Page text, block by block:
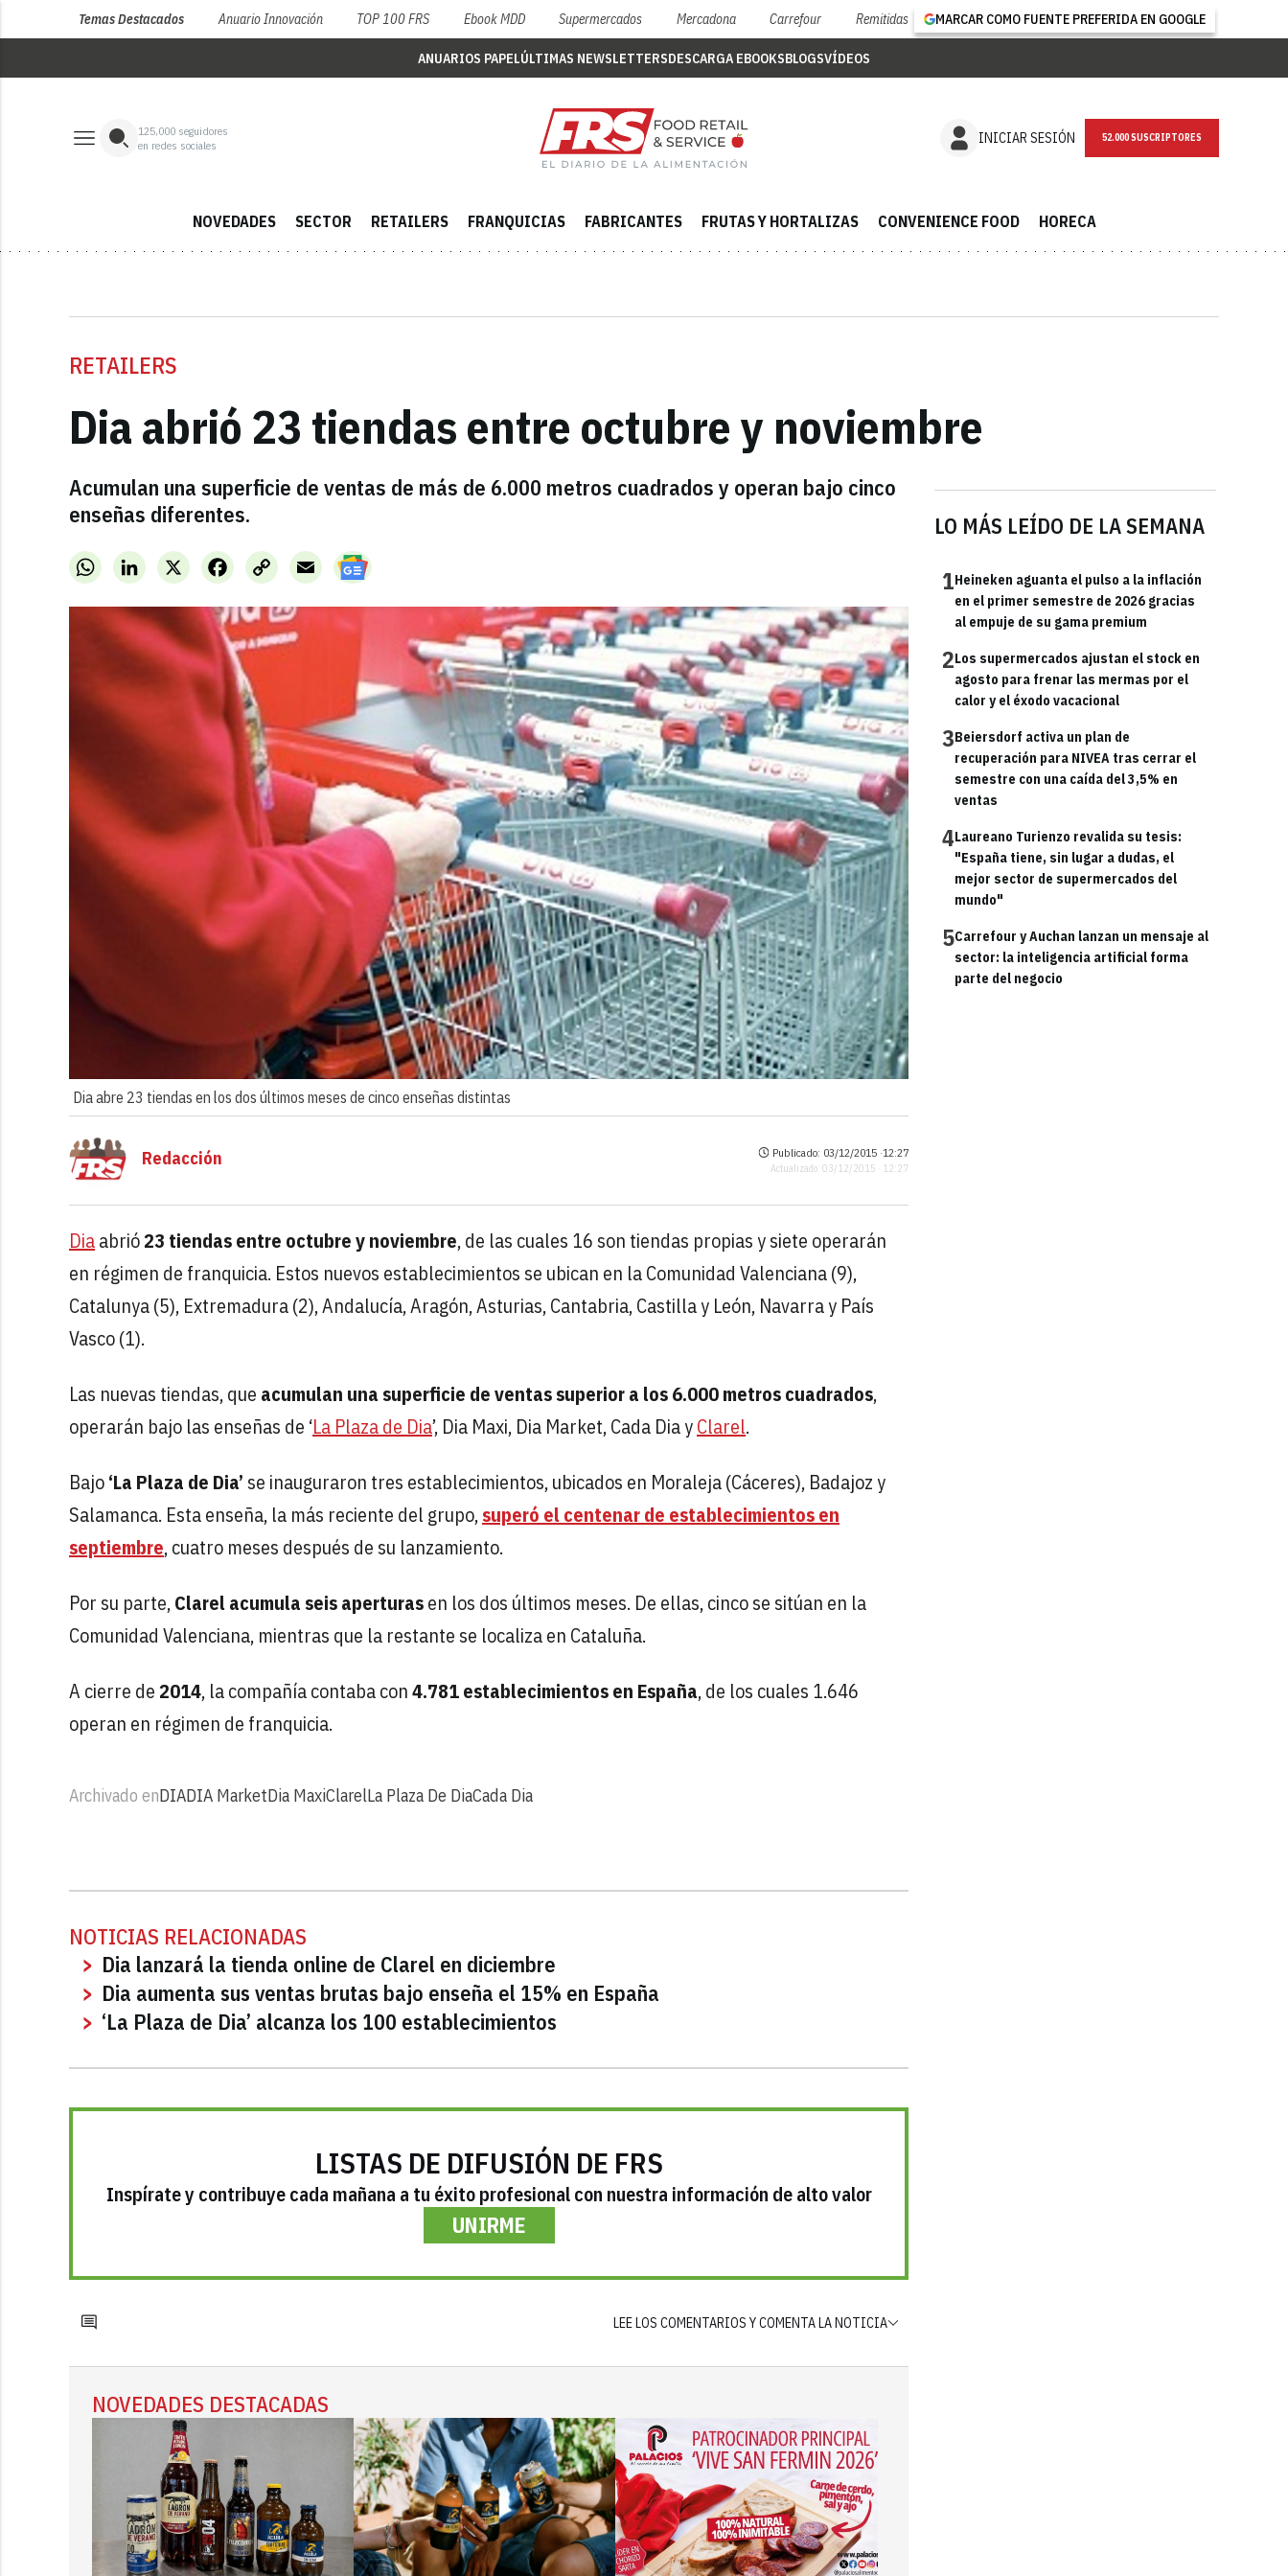
Temas Destacados Anuario Innovación TOP 100 FRS Ebook MDD Supermercados Mercadona Carrefour Remitidas MARCAR COMO FUENTE PREFERIDA EN GOOGLE
ANUARIOS PAPELÚLTIMAS NEWSLETTERSDESCARGA EBOOKSBLOGSVÍDEOS
125,000 seguidores
en redes sociales
INICIAR SESIÓN NEWSLETTER
NOVEDADES SECTOR RETAILERS FRANQUICIAS FABRICANTES FRUTAS Y HORTALIZAS CONVENIENCE FOOD HORECA
RETAILERS
Dia abrió 23 tiendas entre octubre y noviembre
Acumulan una superficie de ventas de más de 6.000 metros cuadrados y operan bajo cinco
enseñas diferentes.
WhatsAppLinkedInX FacebookCopy
Link
Email
Dia abre 23 tiendas en los dos últimos meses de cinco enseñas distintas
LO MÁS LEÍDO DE LA SEMANA
1Heineken aguanta el pulso a la inflación
en el primer semestre de 2026 gracias
al empuje de su gama premium
2Los supermercados ajustan el stock en
agosto para frenar las mermas por el
calor y el éxodo vacacional
3Beiersdorf activa un plan de
recuperación para NIVEA tras cerrar el
semestre con una caída del 3,5% en
ventas
4Laureano Turienzo revalida su tesis:
"España tiene, sin lugar a dudas, el
mejor sector de supermercados del
mundo"
5Carrefour y Auchan lanzan un mensaje al
sector: la inteligencia artificial forma
parte del negocio
Redacción Publicado: 03/12/2015 ·12:27
Actualizado: 03/12/2015 · 12:27
Diaabrió23 tiendas entre octubre y noviembre, de las cuales 16 son tiendas propias y siete operarán
en régimen de franquicia. Estos nuevos establecimientos se ubican en la Comunidad Valenciana (9),
Catalunya (5), Extremadura (2), Andalucía, Aragón, Asturias, Cantabria, Castilla y León, Navarra y País
Vasco (1).
Las nuevas tiendas, que acumulan una superficie de ventas superior a los 6.000 metros cuadrados,
operarán bajo las enseñas de ‘La Plaza de Dia’, Dia Maxi, Dia Market, Cada Dia yClarel.
Bajo‘La Plaza de Dia’ se inauguraron tres establecimientos, ubicados en Moraleja (Cáceres), Badajoz y
Salamanca. Esta enseña, la más reciente del grupo,superó el centenar de establecimientos en
septiembre, cuatro meses después de su lanzamiento.
Por su parte,Clarel acumula seis aperturasen los dos últimos meses. De ellas, cinco se sitúan en la
Comunidad Valenciana, mientras que la restante se localiza en Cataluña.
A cierre de2014, la compañía contaba con4.781 establecimientos en España, de los cuales 1.646
operan en régimen de franquicia.
Archivado enDIADIA MarketDia MaxiClarelLa Plaza De DiaCada Dia
NOTICIAS RELACIONADAS
Dia lanzará la tienda online de Clarel en diciembre
Dia aumenta sus ventas brutas bajo enseña el 15% en España
‘La Plaza de Dia’ alcanza los 100 establecimientos
LISTAS DE DIFUSIÓN DE FRS
Inspírate y contribuye cada mañana a tu éxito profesional con nuestra información de alto valor
UNIRME
LEE LOS COMENTARIOS Y COMENTA LA NOTICIA
NOVEDADES DESTACADAS